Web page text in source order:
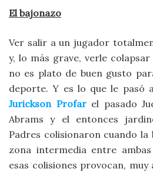
El bajonazo
Ver salir a un jugador
y, lo más grave, verle
no es plato de buen gusto
deporte. Y es lo que le pasó
Jurickson Profarel pasado
Abrams y el entonces
Padres colisionaron cuando la
zona intermedia entre
esas colisiones provocan, muy